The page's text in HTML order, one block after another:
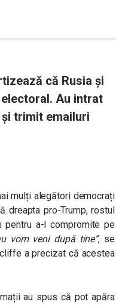
că Rusia și
Au intrat
trimit emailuri
mulți alegători democrați
dreapta pro-Trump, rostul
a-l compromite pe
vom veni după tine”, se
a precizat că acestea
au spus că pot apăra